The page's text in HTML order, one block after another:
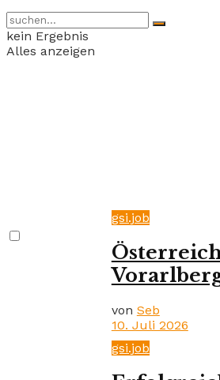
kein Ergebnis
Alles anzeigen
gsi.job
von Seb
10. Juli 2026
gsi.job